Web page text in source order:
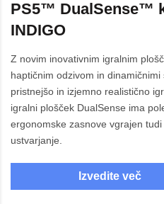
PS5™ DualSense™
INDIGO
Z novim inovativnim igralnim
haptičnim odzivom in
pristnejšo in izjemno realistično
igralni plošček DualSense ima
ergonomske zasnove vgrajen
ustvarjanje.
Izvedite več